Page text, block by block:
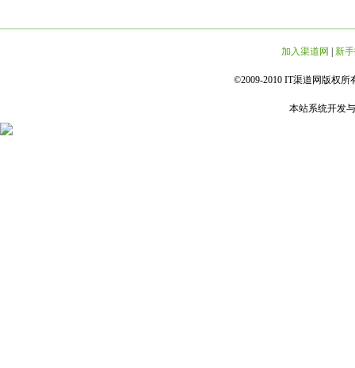
加入渠道网 新
©2009-2010 IT渠道网版权所
本站系统开发